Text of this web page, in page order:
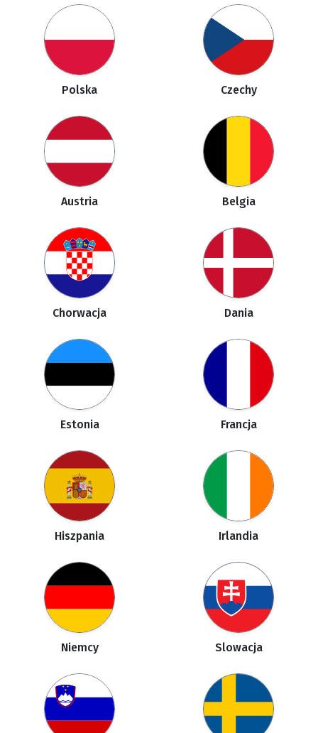
Polska Czechy
Austria Belgia
Chorwacja Dania
Estonia Francja
Hiszpania Irlandia
Niemcy Slowacja